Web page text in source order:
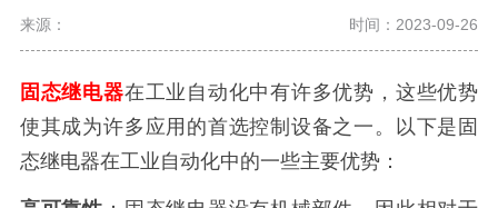
来源： 时间：2023-09-26
固态继电器在工业自动化中有许多优势，这些优势
使其成为许多应用的首选控制设备之一。以下是固
态继电器在工业自动化中的一些主要优势：